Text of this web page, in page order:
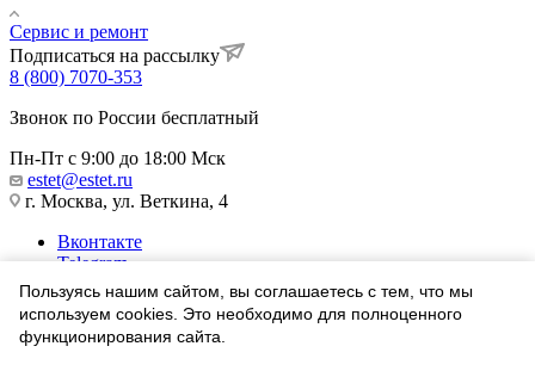
Сервис и ремонт
Подписаться на рассылку
8 (800) 7070-353
Звонок по России бесплатный
Пн-Пт с 9:00 до 18:00 Мск
estet@estet.ru
г. Москва, ул. Веткина, 4
Вконтакте
Telegram
Одноклассники
WhatsApp
1991-2026 © Ювелирный Дом ЭСТЕТ
Пользуясь нашим сайтом, вы соглашаетесь с тем, что мы
используем cookies. Это необходимо для полноценного
функционирования сайта.